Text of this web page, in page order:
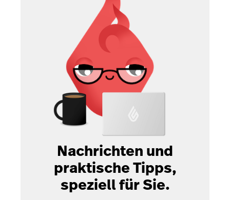
Nachrichten und
praktische Tipps,
speziell für Sie.